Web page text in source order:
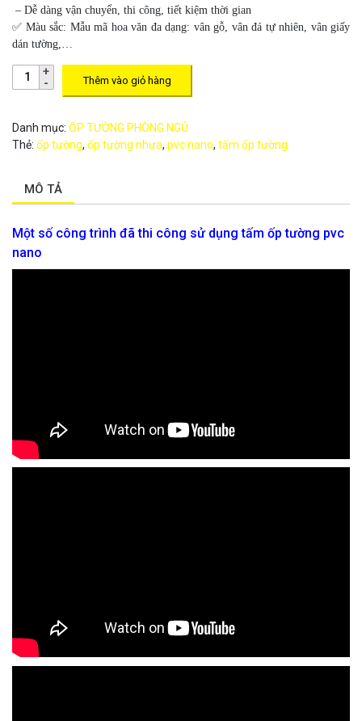
– Dễ dàng vận chuyển, thi công, tiết kiệm thời gian
✅ Màu sắc: Mẫu mã hoa văn đa dạng: vân gỗ, vân đá tự nhiên, vân giấy
dán tường,…
Thêm vào giỏ hàng
Danh mục: ỐP TƯỜNG PHÒNG NGỦ
Thẻ: ốp tường, ốp tường nhựa, pvc nano, tấm ốp tường
MÔ TẢ
Một số công trình đã thi công sử dụng tấm ốp tường pvc
nano